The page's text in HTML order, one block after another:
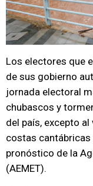
Los electores que
de sus gobierno
jornada electoral
chubascos y
del país, excepto al
costas cantábricas
pronóstico de la
(AEMET).